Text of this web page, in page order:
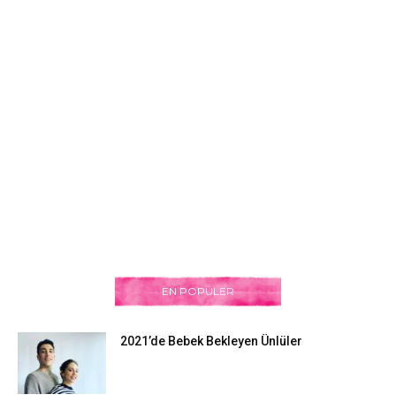
EN POPÜLER
2021’de Bebek Bekleyen Ünlüler